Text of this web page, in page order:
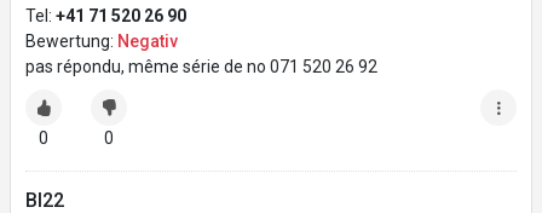
Tel: +41 71 520 26 90
Bewertung: Negativ
pas répondu, même série de no 071 520 26 92
0 0
Bl22